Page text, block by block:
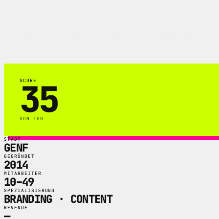
SCORE
35
VON 100
STADT
GENF
GEGRÜNDET
2014
MITARBEITER
10–49
SPEZIALISIERUNG
BRANDING · CONTENT
REVENUE
—